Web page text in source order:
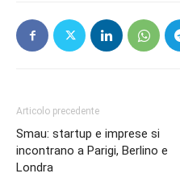
Articolo precedente
Smau: startup e imprese si
incontrano a Parigi, Berlino e
Londra